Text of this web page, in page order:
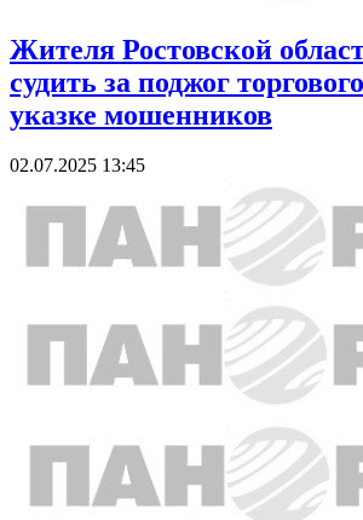
Жителя Ростовской
судить за поджог
указке мошенников
02.07.2025 13:45